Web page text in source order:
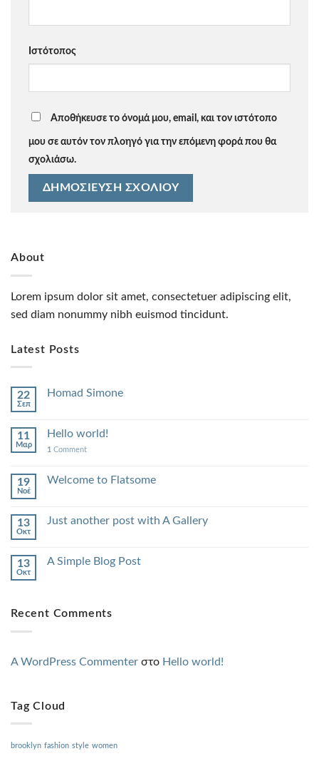
Ιστότοπος
Αποθήκευσε το όνομά μου, email, και τον ιστότοπο
μου σε αυτόν τον πλοηγό για την επόμενη φορά που θα
σχολιάσω.
About
Lorem ipsum dolor sit amet, consectetuer adipiscing elit,
sed diam nonummy nibh euismod tincidunt.
Latest Posts
22
Σεπ
Homad Simone
11
Μαρ
Hello world!
1 Comment
19
Νοέ
Welcome to Flatsome
13
Οκτ
Just another post with A Gallery
13
Οκτ
A Simple Blog Post
Recent Comments
A WordPress Commenter στο Hello world!
Tag Cloud
brooklyn fashion style women